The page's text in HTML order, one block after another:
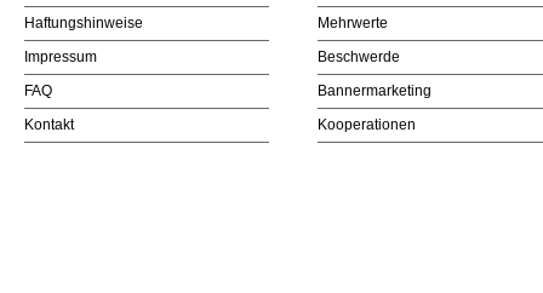
Haftungshinweise
Impressum
FAQ
Kontakt
Mehrwerte
Beschwerde
Bannermarketing
Kooperationen